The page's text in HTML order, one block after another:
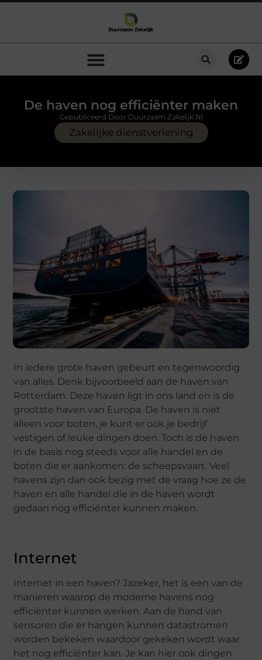
De haven nog efficiënter maken
Zakelijke dienstverlening
Gepubliceerd Door Duurzaam Zakelijk.nl
In iedere grote haven gebeurt en tegenwoordig
van alles. Denk bijvoorbeeld aan de haven van
Rotterdam. Deze haven ligt in ons land en is de
grootste haven van Europa. De haven is niet
alleen voor boten, je kunt er ook je bedrijf
vestigen of leuke dingen doen. Toch is de haven
in de basis nog steeds voor alle handel en de
boten die er aankomen: de scheepsvaart. Veel
havens zijn dan ook bezig met de vraag hoe ze de
haven en alle handel die in de haven wordt
gedaan nog efficiënter kunnen maken.
Internet
Internet in een haven? Jazeker, het is een van de
manieren waarop de moderne havens nog
efficiënter kunnen werken. Aan de hand van
sensoren die er hangen kunnen datastromen
worden bekeken waardoor gekeken wordt waar
het nog efficiënter kan. Je kan hier ook dingen